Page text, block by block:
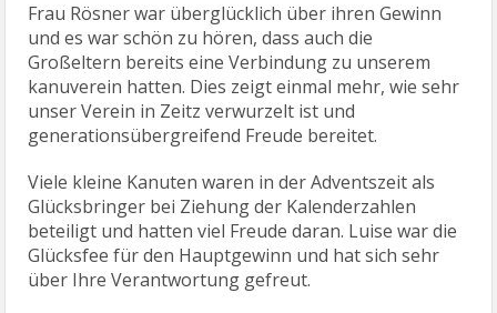
Frau Rösner war überglücklich über ihren Gewinn
und es war schön zu hören, dass auch die
Großeltern bereits eine Verbindung zu unserem
kanuverein hatten. Dies zeigt einmal mehr, wie sehr
unser Verein in Zeitz verwurzelt ist und
generationsübergreifend Freude bereitet.
Viele kleine Kanuten waren in der Adventszeit als
Glücksbringer bei Ziehung der Kalenderzahlen
beteiligt und hatten viel Freude daran. Luise war die
Glücksfee für den Hauptgewinn und hat sich sehr
über Ihre Verantwortung gefreut.